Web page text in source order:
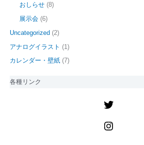
おしらせ (8)
展示会 (6)
Uncategorized (2)
アナログイラスト (1)
カレンダー・壁紙 (7)
各種リンク